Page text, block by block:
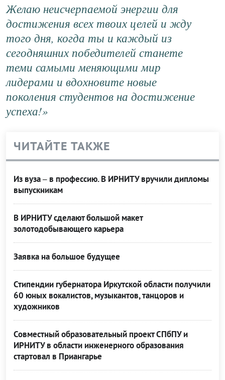
Желаю неисчерпаемой энергии для
достижения всех твоих целей и жду
того дня, когда ты и каждый из
сегодняшних победителей станете
теми самыми меняющими мир
лидерами и вдохновите новые
поколения студентов на достижение
успеха!»
ЧИТАЙТЕ ТАКЖЕ
Из вуза – в профессию. В ИРНИТУ вручили дипломы
выпускникам
В ИРНИТУ сделают большой макет
золотодобывающего карьера
Заявка на большое будущее
Стипендии губернатора Иркутской области получили
60 юных вокалистов, музыкантов, танцоров и
художников
Совместный образовательный проект СПбПУ и
ИРНИТУ в области инженерного образования
стартовал в Приангарье